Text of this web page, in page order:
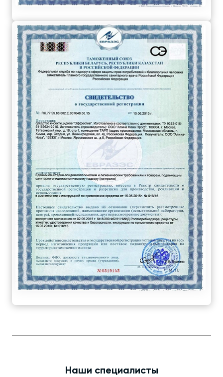
Наши специалисты